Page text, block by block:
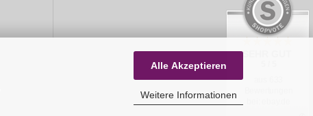
Alle Akzeptieren
Weitere Informationen
SEHR GUT